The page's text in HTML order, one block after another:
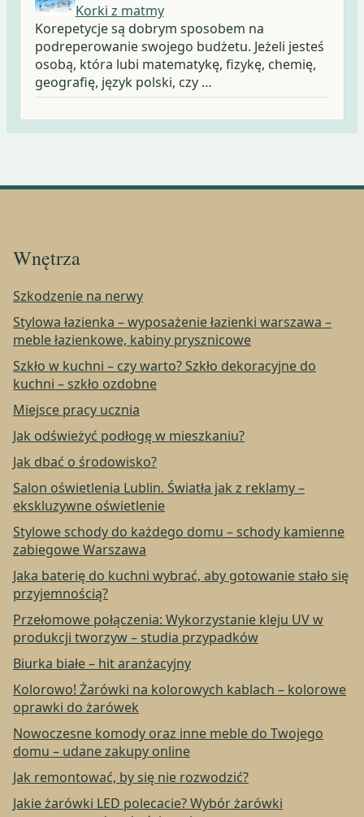
Korki z matmy
Korepetycje są dobrym sposobem na
podreperowanie swojego budżetu. Jeżeli jesteś
osobą, która lubi matematykę, fizykę, chemię,
geografię, język polski, czy …
Wnętrza
Szkodzenie na nerwy
Stylowa łazienka – wyposażenie łazienki warszawa –
meble łazienkowe, kabiny prysznicowe
Szkło w kuchni – czy warto? Szkło dekoracyjne do
kuchni – szkło ozdobne
Miejsce pracy ucznia
Jak odświeżyć podłogę w mieszkaniu?
Jak dbać o środowisko?
Salon oświetlenia Lublin. Światła jak z reklamy –
ekskluzywne oświetlenie
Stylowe schody do każdego domu – schody kamienne
zabiegowe Warszawa
Jaka baterię do kuchni wybrać, aby gotowanie stało się
przyjemnością?
Przełomowe połączenia: Wykorzystanie kleju UV w
produkcji tworzyw – studia przypadków
Biurka białe – hit aranżacyjny
Kolorowo! Żarówki na kolorowych kablach – kolorowe
oprawki do żarówek
Nowoczesne komody oraz inne meble do Twojego
domu – udane zakupy online
Jak remontować, by się nie rozwodzić?
Jakie żarówki LED polecacie? Wybór żarówki